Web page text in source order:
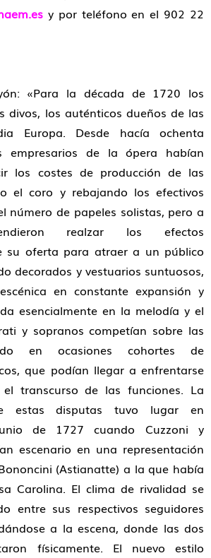
y por teléfono en el 902 22
«Para la década de 1720 los
divos, los auténticos dueños de las
Europa. Desde hacía ochenta
empresarios de la ópera habían
los costes de producción de las
el coro y rebajando los efectivos
número de papeles solistas, pero a
realzar los efectos
su oferta para atraer a un público
decorados y vestuarios suntuosos,
en constante expansión y
esencialmente en la melodía y el
y sopranos competían sobre las
en ocasiones cohortes de
que podían llegar a enfrentarse
transcurso de las funciones. La
estas disputas tuvo lugar en
de 1727 cuando Cuzzoni y
escenario en una representación
(Astianatte) a la que había
Carolina. El clima de rivalidad se
entre sus respectivos seguidores
a la escena, donde las dos
físicamente. El nuevo estilo